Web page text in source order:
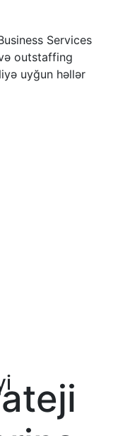
Services
outstaffing
uyğun həllər